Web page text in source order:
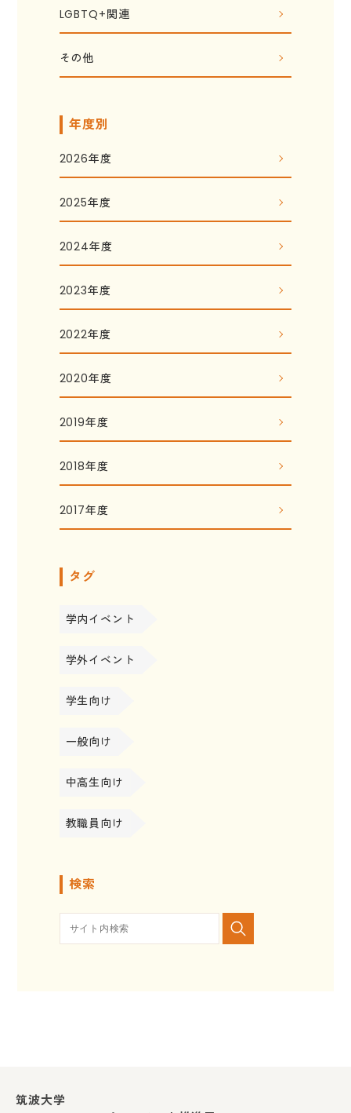
LGBTQ+関連
その他
年度別
2026年度
2025年度
2024年度
2023年度
2022年度
2020年度
2019年度
2018年度
2017年度
タグ
学内イベント
学外イベント
学生向け
一般向け
中高生向け
教職員向け
検索
筑波大学